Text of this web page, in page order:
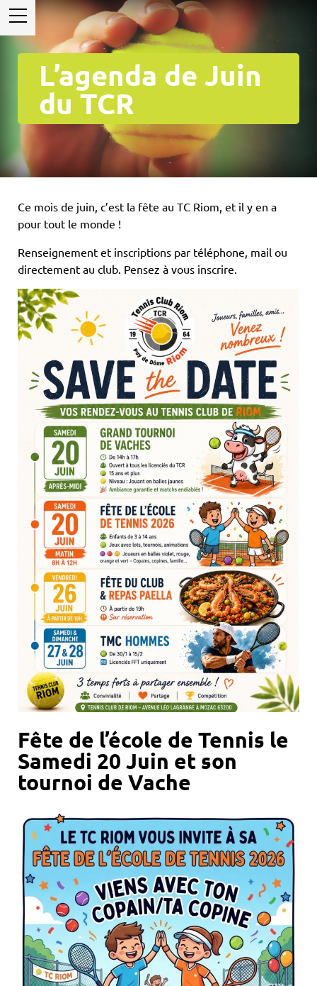
L’agenda de Juin
du TCR
Ce mois de juin, c’est la fête au TC Riom, et il y en a
pour tout le monde !
Renseignement et inscriptions par téléphone, mail ou
directement au club. Pensez à vous inscrire.
Fête de l’école de Tennis le
Samedi 20 Juin et son
tournoi de Vache